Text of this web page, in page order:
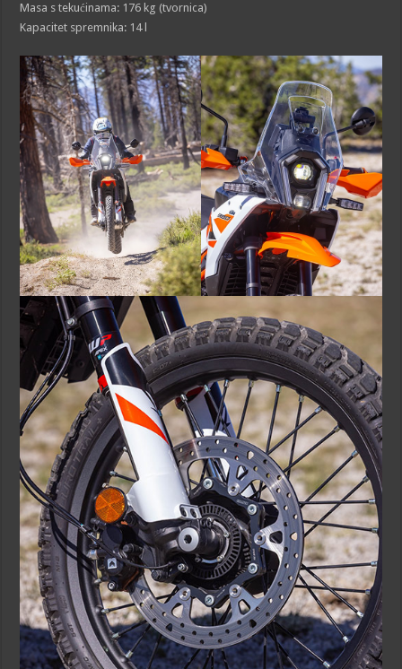
Masa s tekućinama: 176 kg (tvornica)
Kapacitet spremnika: 14 l